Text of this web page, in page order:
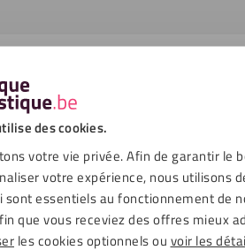
des cookies.
votre vie privée. Afin de garantir le
votre expérience, nous utilisons
sont essentiels au fonctionnement de
que vous receviez des offres mieux
les cookies optionnels ou voir les
Orange
Lisse, Teinté
38 %